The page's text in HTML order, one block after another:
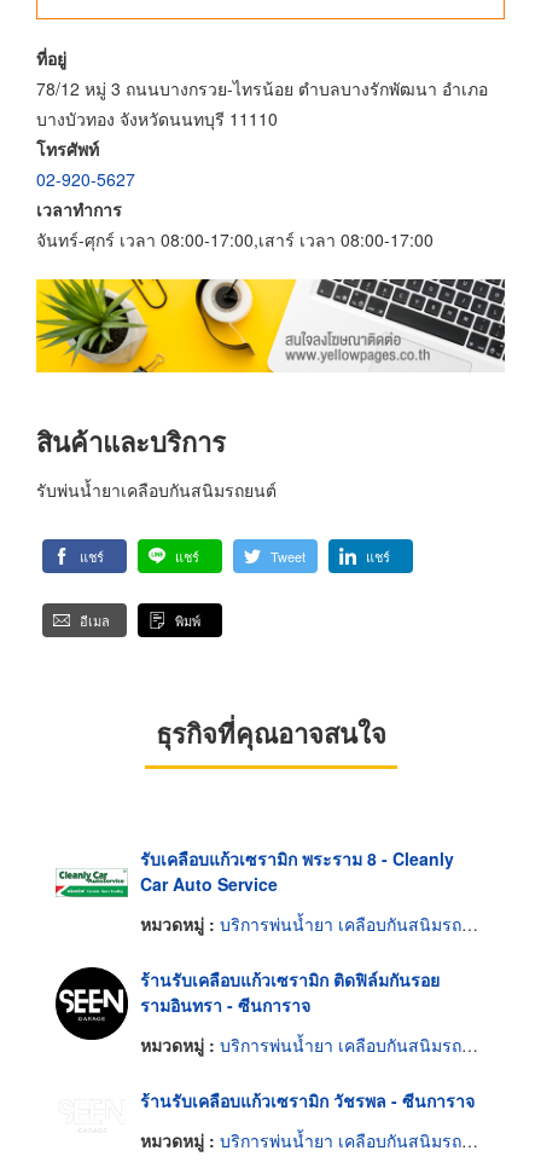
ที่อยู่
78/12 หมู่ 3 ถนนบางกรวย-ไทรน้อย ตำบลบางรักพัฒนา อำเภอ
บางบัวทอง จังหวัดนนทบุรี 11110
โทรศัพท์
02-920-5627
เวลาทำการ
จันทร์-ศุกร์ เวลา 08:00-17:00,เสาร์ เวลา 08:00-17:00
สินค้าและบริการ
รับพ่นน้ำยาเคลือบกันสนิมรถยนต์
แชร์ แชร์ Tweet แชร์
อีเมล พิมพ์
ธุรกิจที่คุณอาจสนใจ
รับเคลือบแก้วเซรามิก พระราม 8 - Cleanly
Car Auto Service
หมวดหมู่ : บริการพ่นน้ำยา เคลือบกันสนิมรถยนต์
ร้านรับเคลือบแก้วเซรามิก ติดฟิล์มกันรอย
รามอินทรา - ซีนการาจ
หมวดหมู่ : บริการพ่นน้ำยา เคลือบกันสนิมรถยนต์
ร้านรับเคลือบแก้วเซรามิก วัชรพล - ซีนการาจ
หมวดหมู่ : บริการพ่นน้ำยา เคลือบกันสนิมรถยนต์